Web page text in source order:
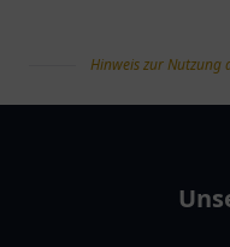
Hinweis zur Nutzung